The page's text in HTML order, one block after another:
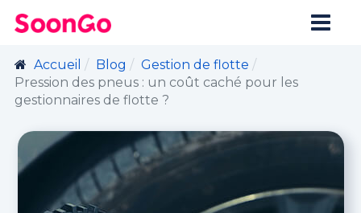
Accueil Blog
Gestion de flotte
Pression des pneus : un coût caché pour les
gestionnaires de flotte ?